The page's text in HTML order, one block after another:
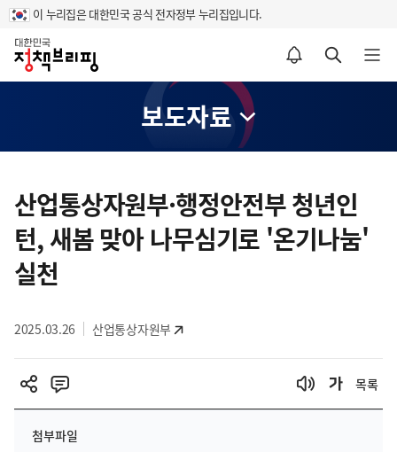
이 누리집은 대한민국 공식 전자정부 누리집입니다.
홈
알림설정 바로가기 검색 바로가기 메뉴 열기
보도자료
츠
영
역
산업통상자원부·행정안전부 청년인
턴, 새봄 맞아 나무심기로 '온기나눔'
실천
2025.03.26 산업통상자원부
목록
첨부파일